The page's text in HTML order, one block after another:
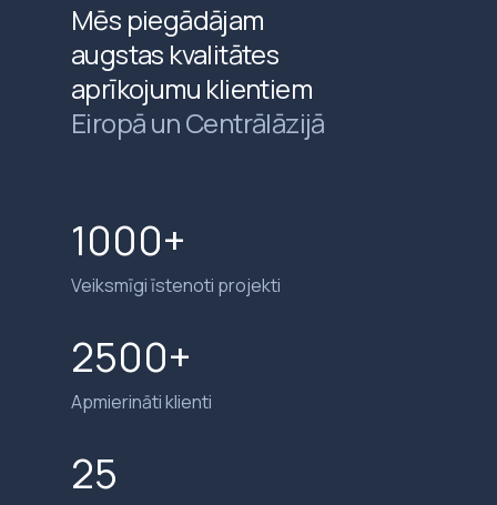
Mēs piegādājam
augstas kvalitātes
aprīkojumu klientiem
Eiropā un Centrālāzijā
1000+
Veiksmīgi īstenoti projekti
25
2500+
Apmierināti klienti